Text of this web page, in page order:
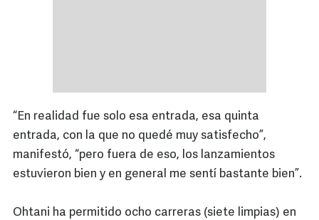
“En realidad fue solo esa entrada, esa quinta
entrada, con la que no quedé muy satisfecho”,
manifestó, “pero fuera de eso, los lanzamientos
estuvieron bien y en general me sentí bastante bien”.
Ohtani ha permitido ocho carreras (siete limpias) en